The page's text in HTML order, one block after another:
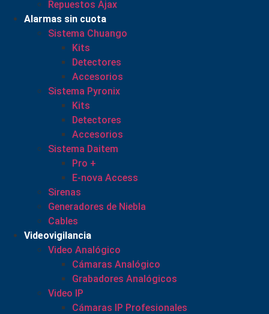
Repuestos Ajax
Alarmas sin cuota
Sistema Chuango
Kits
Detectores
Accesorios
Sistema Pyronix
Kits
Detectores
Accesorios
Sistema Daitem
Pro +
E-nova Access
Sirenas
Generadores de Niebla
Cables
Videovigilancia
Video Analógico
Cámaras Analógico
Grabadores Analógicos
Video IP
Cámaras IP Profesionales